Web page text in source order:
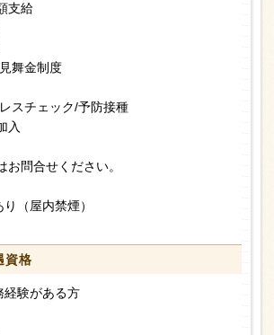
支給
舞金制度
スチェック/予防接種
入
問合せください。
（屋内禁煙）
資格
経験がある方